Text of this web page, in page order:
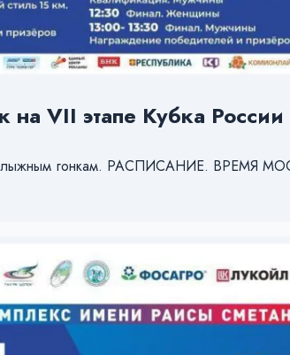
на VII этапе Кубка
по лыжным гонкам. РАСПИСАНИЕ. ВРЕМЯ